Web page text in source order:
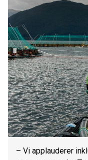
– Vi applauderer